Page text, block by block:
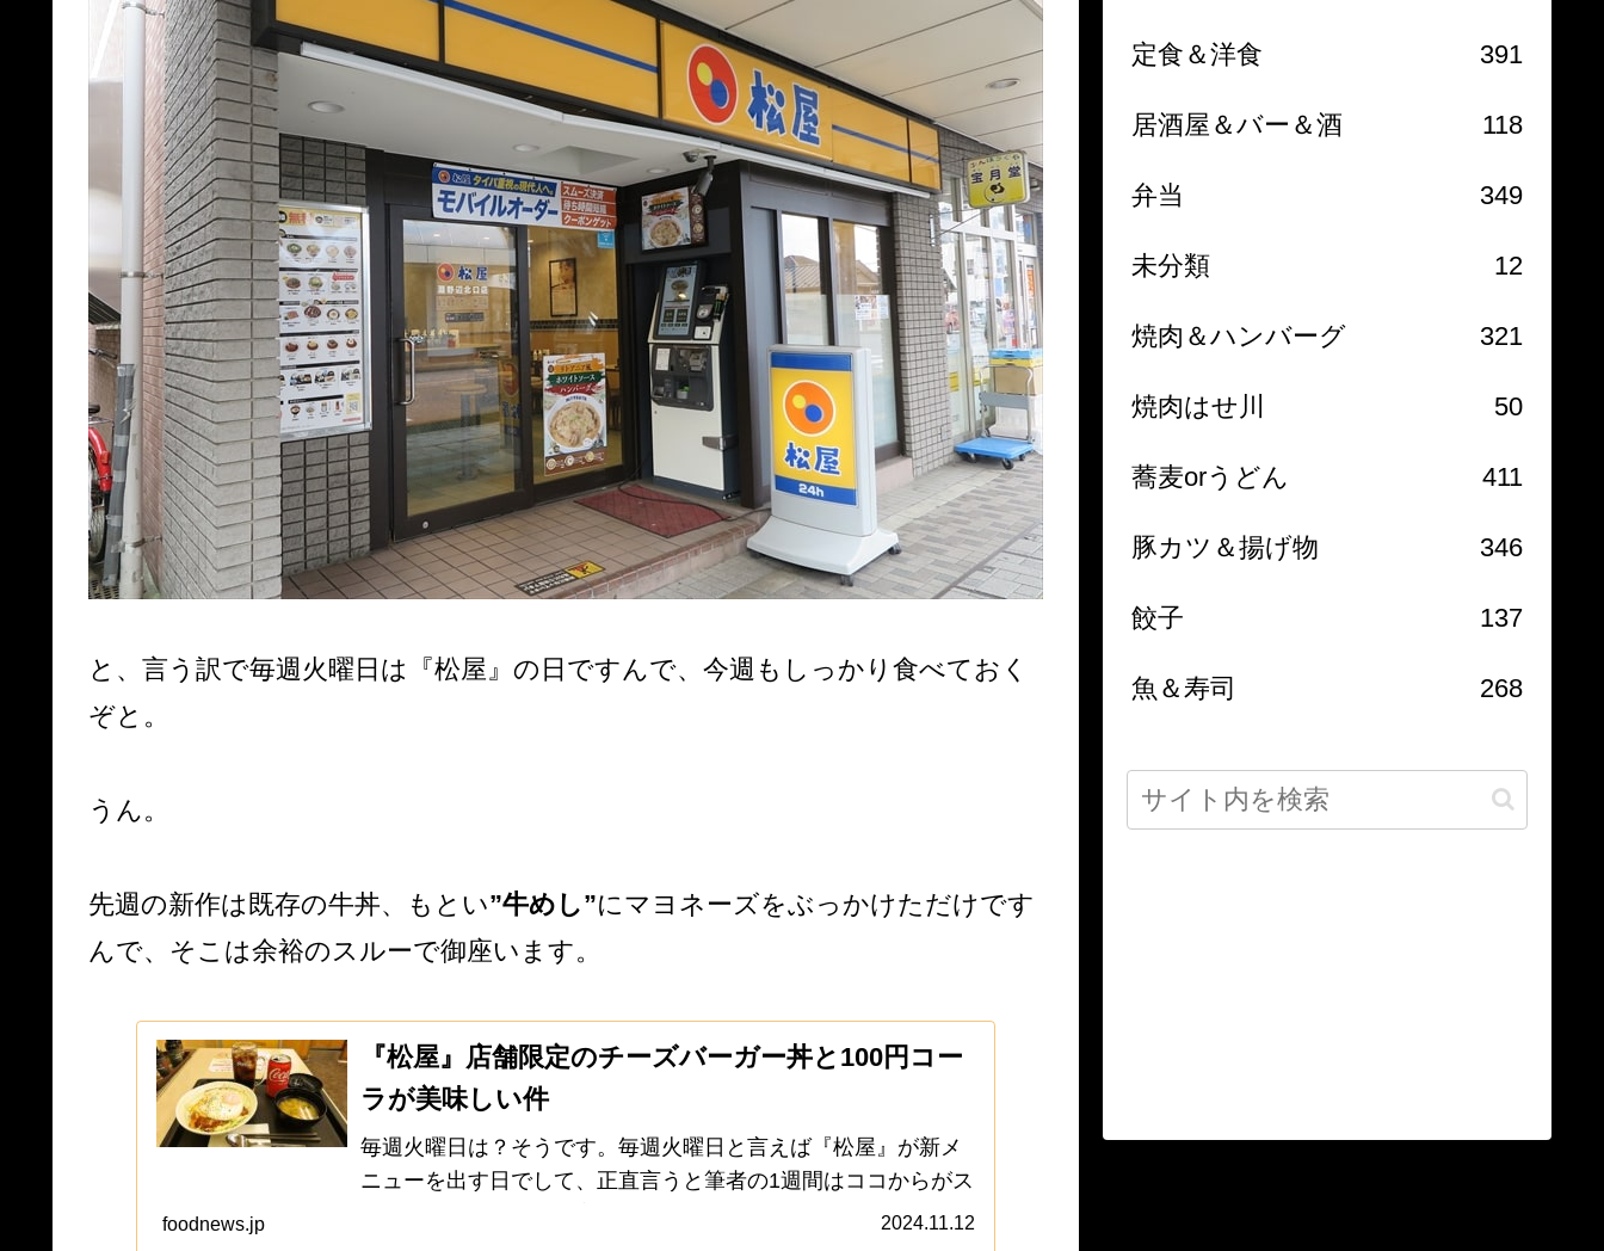
と、言う訳で毎週火曜日は『松屋』の日ですんで、今週もしっかり食べておく
ぞと。
うん。
先週の新作は既存の牛丼、もとい”牛めし”にマヨネーズをぶっかけただけです
んで、そこは余裕のスルーで御座います。
『松屋』店舗限定のチーズバーガー丼と100円コー
ラが美味しい件
毎週火曜日は？そうです。毎週火曜日と言えば『松屋』が新メ
ニューを出す日でして、正直言うと筆者の1週間はココからがス
タートですが、あえて言おう！「マヨ牛めし、お前はダメだ
foodnews.jp 2024.11.12
定食＆洋食 391
居酒屋＆バー＆酒 118
弁当 349
未分類 12
焼肉＆ハンバーグ 321
焼肉はせ川 50
蕎麦orうどん 411
豚カツ＆揚げ物 346
餃子 137
魚＆寿司 268